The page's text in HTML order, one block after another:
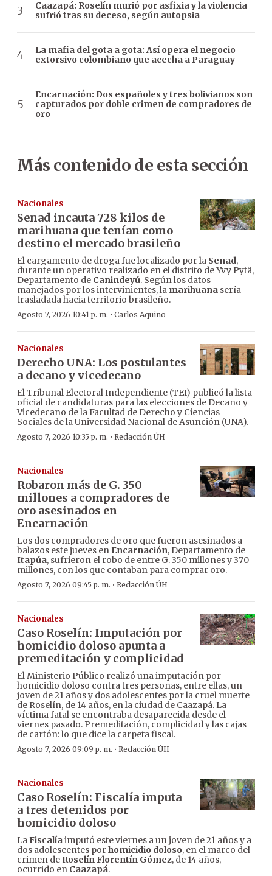
Caazapá: Roselín murió por asfixia y la violencia
sufrió tras su deceso, según autopsia
La mafia del gota a gota: Así opera el negocio
extorsivo colombiano que acecha a Paraguay
Encarnación: Dos españoles y tres bolivianos son
capturados por doble crimen de compradores de
oro
Más contenido de esta sección
Nacionales
Senad incauta 728 kilos de
marihuana que tenían como
destino el mercado brasileño
El cargamento de droga fue localizado por la Senad,
durante un operativo realizado en el distrito de Yvy Pytã,
Departamento de Canindeyú. Según los datos
manejados por los intervinientes, la marihuana sería
trasladada hacia territorio brasileño.
Agosto 7, 2026 10:41 p. m. · Carlos Aquino
Nacionales
Derecho UNA: Los postulantes
a decano y vicedecano
El Tribunal Electoral Independiente (TEI) publicó la lista
oficial de candidaturas para las elecciones de Decano y
Vicedecano de la Facultad de Derecho y Ciencias
Sociales de la Universidad Nacional de Asunción (UNA).
Agosto 7, 2026 10:35 p. m. · Redacción ÚH
Nacionales
Robaron más de G. 350
millones a compradores de
oro asesinados en
Encarnación
Los dos compradores de oro que fueron asesinados a
balazos este jueves en Encarnación, Departamento de
Itapúa, sufrieron el robo de entre G. 350 millones y 370
millones, con los que contaban para comprar oro.
Agosto 7, 2026 09:45 p. m. · Redacción ÚH
Nacionales
Caso Roselín: Imputación por
homicidio doloso apunta a
premeditación y complicidad
El Ministerio Público realizó una imputación por
homicidio doloso contra tres personas, entre ellas, un
joven de 21 años y dos adolescentes por la cruel muerte
de Roselín, de 14 años, en la ciudad de Caazapá. La
víctima fatal se encontraba desaparecida desde el
viernes pasado. Premeditación, complicidad y las cajas
de cartón: lo que dice la carpeta fiscal.
Agosto 7, 2026 09:09 p. m. · Redacción ÚH
Nacionales
Caso Roselín: Fiscalía imputa
a tres detenidos por
homicidio doloso
LaFiscalíaimputó este viernes a un joven de 21 años y a
dos adolescentes porhomicidio doloso, en el marco del
crimen de Roselín Florentín Gómez, de 14 años,
ocurrido en Caazapá.